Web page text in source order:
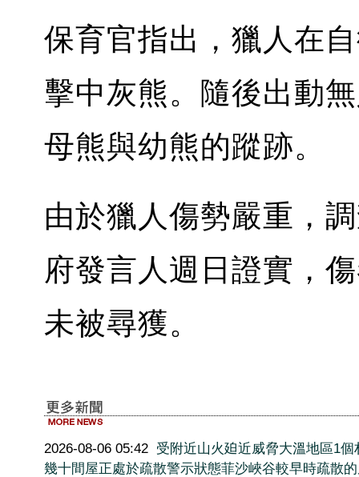
保育官指出，獵人在
擊中灰熊。隨後出動
母熊與幼熊的蹤跡。
由於獵人傷勢嚴重，
府發言人週日證實，
未被尋獲。
2026-08-06 05:42 受附近山火廹近威脅大溫地區1個
幾十間屋正處於疏散警示狀態菲沙峽谷較早時疏散